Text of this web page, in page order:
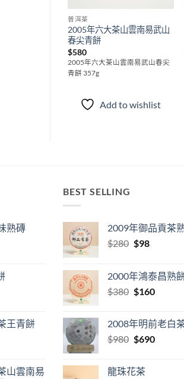
普洱茶
2005年六大茶山雲南易武山
春尖青餅
$580
2005年六大茶山雲南易武山春尖
青餅 357g
Add to wishlist
熟磚
王青餅
山雲南易
BEST SELLING
2009年御品貢茶
$280 Original
$280.
$98Current
$98.
2000年鴻泰昌熟
$380 Original
$380.
$160Current
$160.
2008年明前老白
$980 Original
$980.
$690Current
龍珠花茶